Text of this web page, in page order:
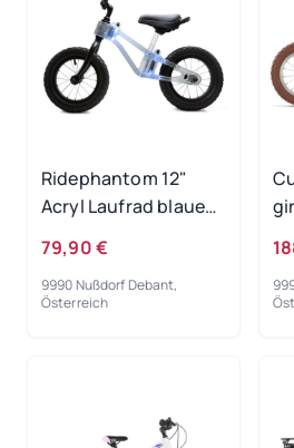
Ridephantom 12"
Acryl Laufrad blaues
79,90 €
9990 Nußdorf Debant,
Österreich